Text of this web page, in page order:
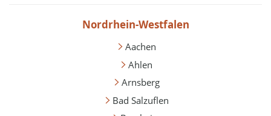
Nordrhein-Westfalen
Aachen
Ahlen
Arnsberg
Bad Salzuflen